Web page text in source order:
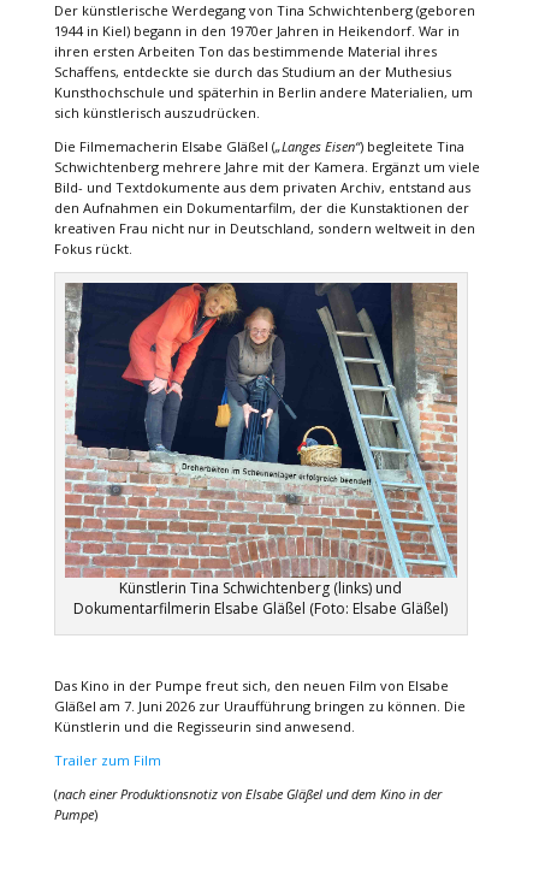
Der künstlerische Werdegang von Tina Schwichtenberg (geboren
1944 in Kiel) begann in den 1970er Jahren in Heikendorf. War in
ihren ersten Arbeiten Ton das bestimmende Material ihres
Schaffens, entdeckte sie durch das Studium an der Muthesius
Kunsthochschule und späterhin in Berlin andere Materialien, um
sich künstlerisch auszudrücken.
Die Filmemacherin Elsabe Gläßel („Langes Eisen“) begleitete Tina
Schwichtenberg mehrere Jahre mit der Kamera. Ergänzt um viele
Bild- und Textdokumente aus dem privaten Archiv, entstand aus
den Aufnahmen ein Dokumentarfilm, der die Kunstaktionen der
kreativen Frau nicht nur in Deutschland, sondern weltweit in den
Fokus rückt.
Künstlerin Tina Schwichtenberg (links) und
Dokumentarfilmerin Elsabe Gläßel (Foto: Elsabe Gläßel)
Das Kino in der Pumpe freut sich, den neuen Film von Elsabe
Gläßel am 7. Juni 2026 zur Uraufführung bringen zu können. Die
Künstlerin und die Regisseurin sind anwesend.
Trailer zum Film
(nach einer Produktionsnotiz von Elsabe Gläßel und dem Kino in der
Pumpe)